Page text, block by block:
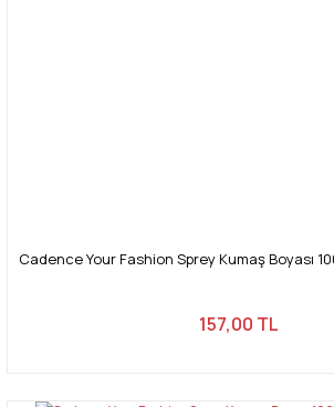
Cadence Your Fashion Sprey Kumaş Boyası
157,00 TL